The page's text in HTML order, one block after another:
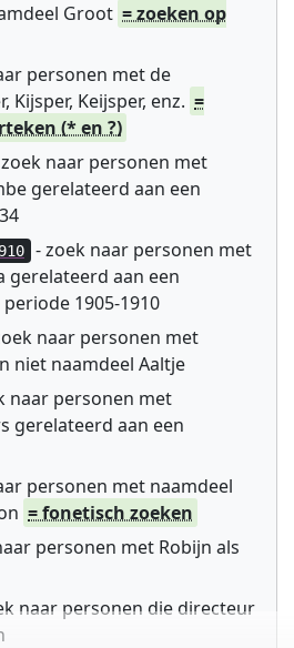
Groot = zoeken op
personen met de
Kijsper, Keijsper, enz. =
(* en ?)
naar personen met
gerelateerd aan een
- zoek naar personen met
gerelateerd aan een
1905-1910
naar personen met
niet naamdeel Aaltje
naar personen met
gerelateerd aan een
personen met naamdeel
= fonetisch zoeken
personen met Robijn als
naar personen die directeur